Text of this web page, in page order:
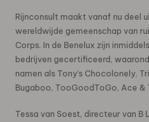
Rijnconsult maakt vanaf nu deel
wereldwijde gemeenschap van
Corps. In de Benelux zijn
bedrijven gecertificeerd,
namen als Tony’s Chocolonely,
Bugaboo, TooGoodToGo, Ace &
Tessa van Soest, directeur van B